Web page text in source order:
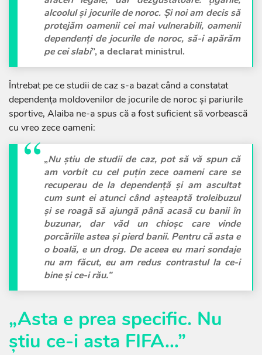
alcoolul și jocurile de noroc. Și noi am decis să
protejăm oamenii cei mai vulnerabili, oamenii
dependenți de jocurile de noroc, să-i apărăm
pe cei slabi”, a declarat ministrul.
Întrebat pe ce studii de caz s-a bazat când a constatat
dependența moldovenilor de jocurile de noroc și pariurile
sportive, Alaiba ne-a spus că a fost suficient să vorbească
cu vreo zece oameni:
„Nu știu de studii de caz, pot să vă spun că
am vorbit cu cel puțin zece oameni care se
recuperau de la dependență și am ascultat
cum sunt ei atunci când așteaptă troleibuzul
și se roagă să ajungă până acasă cu banii în
buzunar, dar văd un chioșc care vinde
porcăriile astea și pierd banii. Pentru că asta e
o boală, e un drog. De aceea eu mari sondaje
nu am făcut, eu am redus contrastul la ce-i
bine și ce-i rău.”
„Asta e prea specific. Nu
știu ce-i asta FIFA…”